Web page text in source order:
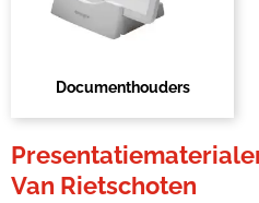
Documenthouders
Van Rietschoten